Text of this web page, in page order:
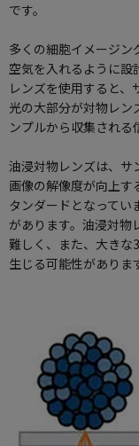
です。
多くの細胞イメージン
空気を入れるように設
レンズを使用すると
光の大部分が対物レン
ンプルから収集される
油浸対物レンズは、サ
画像の解像度が向上す
タンダードとなってい
があります。油浸対物
難しく、また、大きな
生じる可能性がありま